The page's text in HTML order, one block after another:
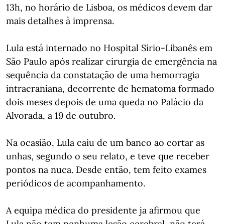
13h, no horário de Lisboa, os médicos devem dar
mais detalhes à imprensa.
Lula está internado no Hospital Sírio-Libanês em
São Paulo após realizar cirurgia de emergência na
sequência da constatação de uma hemorragia
intracraniana, decorrente de hematoma formado
dois meses depois de uma queda no Palácio da
Alvorada, a 19 de outubro.
Na ocasião, Lula caiu de um banco ao cortar as
unhas, segundo o seu relato, e teve que receber
pontos na nuca. Desde então, tem feito exames
periódicos de acompanhamento.
A equipa médica do presidente ja afirmou que